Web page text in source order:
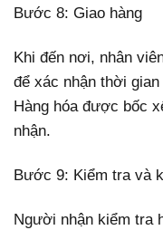
Bước 8: Giao hàng
Khi đến nơi, nhân
để xác nhận thời
Hàng hóa được bốc
nhận.
Bước 9: Kiểm tra và
Người nhận kiểm tra